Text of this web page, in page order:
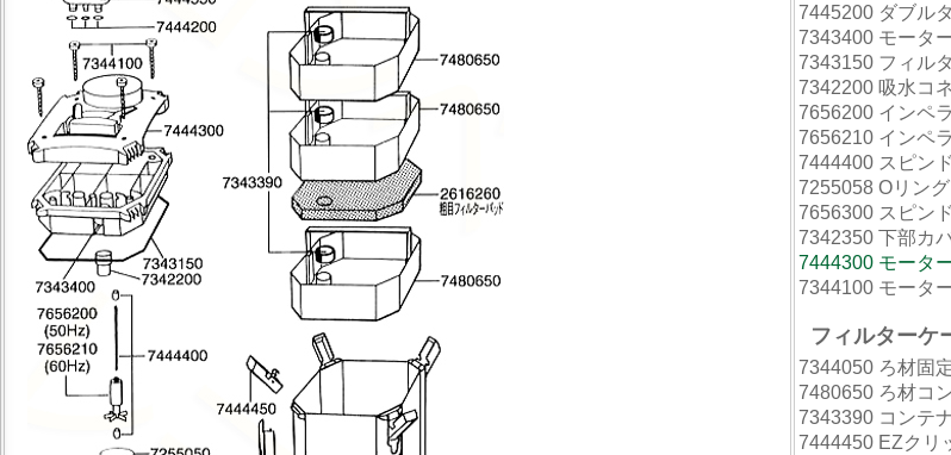
7445200 ダブル
7343400 モータ
7343150 フィル
7342200 吸水コ
7656200 インペ
7656210 インペ
7444400 スピン
7255058 Oリング
7656300 スピン
7342350 下部カ
7444300 モータ
7344100 モータ
フィルターケ
7344050 ろ材固
7480650 ろ材コ
7343390 コンテ
7444450 EZクリ